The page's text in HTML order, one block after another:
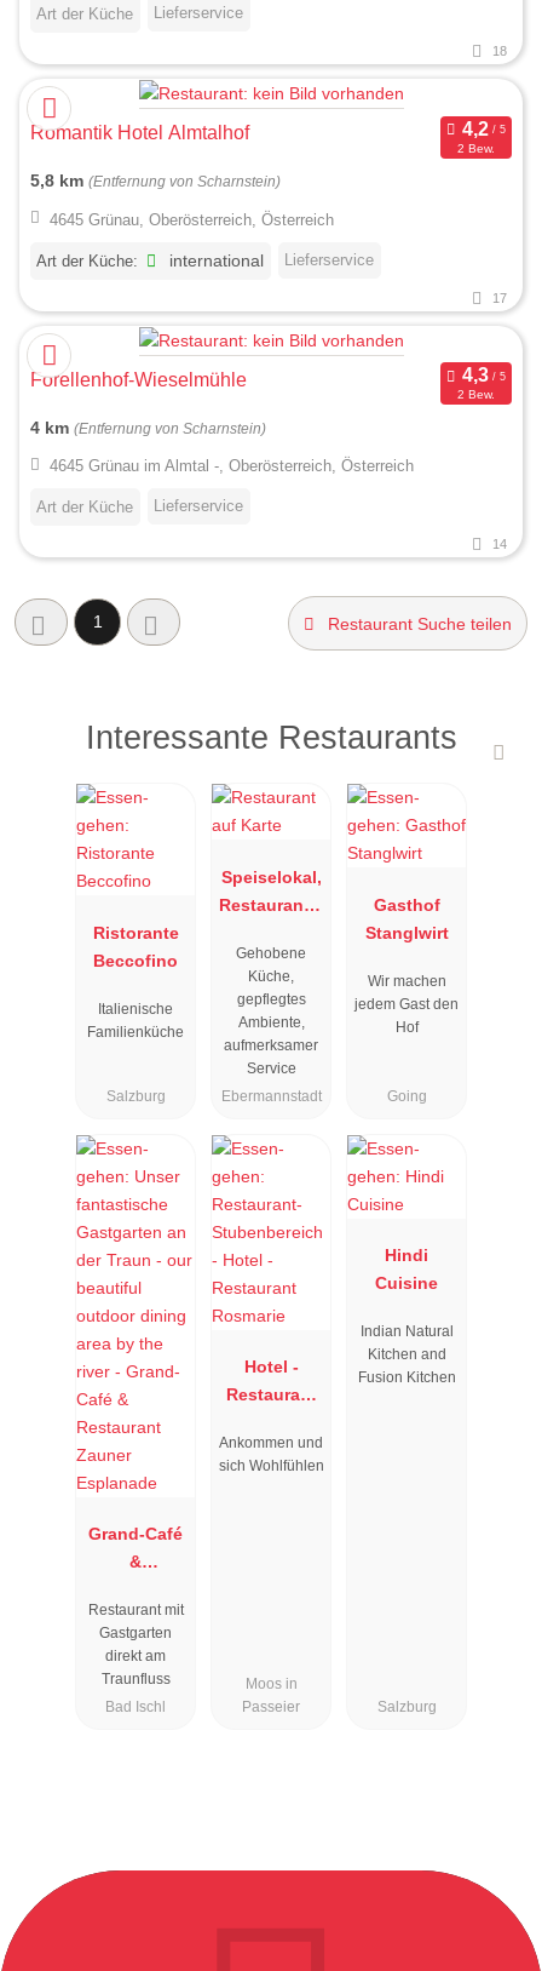
Art der Küche Lieferservice
18
Romantik Hotel Almtalhof
2 Bew.
5,8 km (Entfernung von Scharnstein)
4645 Grünau, Oberösterreich, Österreich
Art der Küche: international Lieferservice
17
Forellenhof-Wieselmühle
2 Bew.
4 km (Entfernung von Scharnstein)
4645 Grünau im Almtal -, Oberösterreich, Österreich
Art der Küche Lieferservice
14
1 Restaurant Suche teilen
Interessante Restaurants
Ristorante
Beccofino
Italienische
Familienküche
Salzburg
Speiselokal,
Restaurant "
"
Gehobene
Küche,
gepflegtes
Ambiente,
aufmerksamer
Service
Ebermannstadt
Gasthof
Stanglwirt
Wir machen
jedem Gast den
Hof
Going
Grand-Café
&
Zauner
Esplanade
Restaurant mit
Gastgarten
direkt am
Traunfluss
Bad Ischl
Hotel -
Restaurant
Ankommen und
sich Wohlfühlen
Moos in
Passeier
Hindi
Cuisine
Indian Natural
Kitchen and
Fusion Kitchen
Salzburg